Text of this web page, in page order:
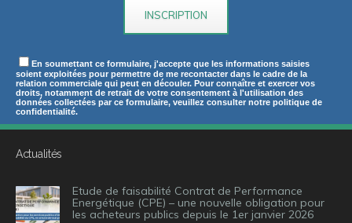
En soumettant ce formulaire, j'accepte que les informations saisies
soient exploitées pour permettre de me recontacter dans le cadre de la
relation commerciale qui peut en découler. Pour connaître et exercer vos
droits, notamment de retrait de votre consentement à l'utilisation des
données collectées par ce formulaire, veuillez consulter notre politique de
confidentialité.
Actualités
Etude de faisabilité Contrat de Performance
Energétique (CPE) – une nouvelle obligation pour
les acheteurs publics depuis le 1er janvier 2026